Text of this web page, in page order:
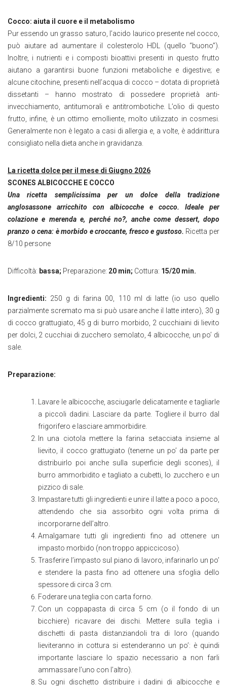
Cocco: aiuta il cuore e il metabolismo
Pur essendo un grasso saturo, l’acido laurico presente nel cocco,
può aiutare ad aumentare il colesterolo HDL (quello “buono”).
Inoltre, i nutrienti e i composti bioattivi presenti in questo frutto
aiutano a garantirsi buone funzioni metaboliche e digestive; e
alcune citochine, presenti nell’acqua di cocco – dotata di proprietà
dissetanti – hanno mostrato di possedere proprietà anti-
invecchiamento, antitumorali e antitrombotiche. L’olio di questo
frutto, infine, è un ottimo emolliente, molto utilizzato in cosmesi.
Generalmente non è legato a casi di allergia e, a volte, è addirittura
consigliato nella dieta anche in gravidanza.
La ricetta dolce per il mese di Giugno 2026
SCONES ALBICOCCHE E COCCO
Una ricetta semplicissima per un dolce della tradizione
anglosassone arricchito con albicocche e cocco. Ideale per
colazione e merenda e, perché no?, anche come dessert, dopo
pranzo o cena: è morbido e croccante, fresco e gustoso. Ricetta per
8/10 persone
​Difficoltà: bassa; Preparazione: 20 min; Cottura: 15/20 min.
Ingredienti: 250 g di farina 00, 110 ml di latte (io uso quello
parzialmente scremato ma si può usare anche il latte intero), 30 g
di cocco grattugiato, 45 g di burro morbido, 2 cucchiaini di lievito
per dolci, 2 cucchiai di zucchero semolato, 4 albicocche, un po’ di
sale.
Preparazione:
Lavare le albicocche, asciugarle delicatamente e tagliarle
a piccoli dadini. Lasciare da parte. Togliere il burro dal
frigorifero e lasciare ammorbidire.
In una ciotola mettere la farina setacciata insieme al
lievito, il cocco grattugiato (tenerne un po’ da parte per
distribuirlo poi anche sulla superficie degli scones), il
burro ammorbidito e tagliato a cubetti, lo zucchero e un
pizzico di sale.
Impastare tutti gli ingredienti e unire il latte a poco a poco,
attendendo che sia assorbito ogni volta prima di
incorporarne dell’altro.
Amalgamare tutti gli ingredienti fino ad ottenere un
impasto morbido (non troppo appiccicoso).
Trasferire l’impasto sul piano di lavoro, infarinarlo un po’
e stendere la pasta fino ad ottenere una sfoglia dello
spessore di circa 3 cm.
Foderare una teglia con carta forno.
Con un coppapasta di circa 5 cm (o il fondo di un
bicchiere) ricavare dei dischi. Mettere sulla teglia i
dischetti di pasta distanziandoli tra di loro (quando
lieviteranno in cottura si estenderanno un po’: è quindi
importante lasciare lo spazio necessario a non farli
ammassare l’uno con l’altro).
Su ogni dischetto distribuire i dadini di albicocche e